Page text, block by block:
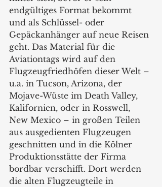
endgültiges Format bekommt
und als Schlüssel- oder
Gepäckanhänger auf neue Reisen
geht. Das Material für die
Aviationtags wird auf den
Flugzeugfriedhöfen dieser Welt –
u.a. in Tucson, Arizona, der
Mojave-Wüste im Death Valley,
Kalifornien, oder in Rosswell,
New Mexico – in großen Teilen
aus ausgedienten Flugzeugen
geschnitten und in die Kölner
Produktionsstätte der Firma
bordbar verschifft. Dort werden
die alten Flugzeugteile in